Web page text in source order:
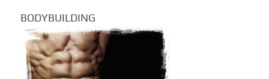
BODYBUILDING